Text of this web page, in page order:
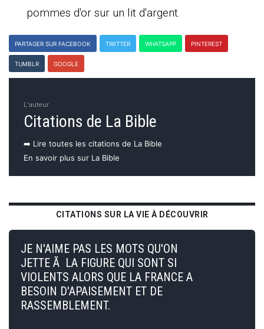
pommes d'or sur un lit d'argent.
PARTAGER SUR FACEBOOK TWITTER WHATSAPP PINTEREST
TUMBLR GOOGLE
L'auteur
Citations de La Bible
➡️ Lire toutes les citations de La Bible
En savoir plus sur La Bible
CITATIONS SUR LA VIE À DÉCOUVRIR
JE N'AIME PAS LES MOTS QU'ON
JETTE Ã LA FIGURE QUI SONT SI
VIOLENTS ALORS QUE LA FRANCE A
BESOIN D'APAISEMENT ET DE
RASSEMBLEMENT.